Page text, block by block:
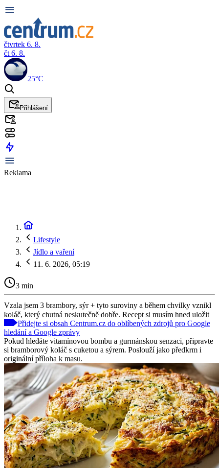
čtvrtek 6. 8.
čt 6. 8.
25°C
Přihlášení
Reklama
Lifestyle
Jídlo a vaření
11. 6. 2026, 05:19
3 min
Vzala jsem 3 brambory, sýr + tyto suroviny a během chvilky vznikl
koláč, který chutná neskutečně dobře. Recept si musím hned uložit
Přidejte si obsah Centrum.cz do oblíbených zdrojů pro Google
hledání a Google zprávy
Pokud hledáte vitamínovou bombu a gurmánskou senzaci, připravte
si bramborový koláč s cuketou a sýrem. Poslouží jako předkrm i
originální příloha k masu.